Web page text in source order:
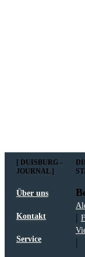
[ DUISBURG -
JOURNAL ]
Über uns
Kontakt
Service
|
|